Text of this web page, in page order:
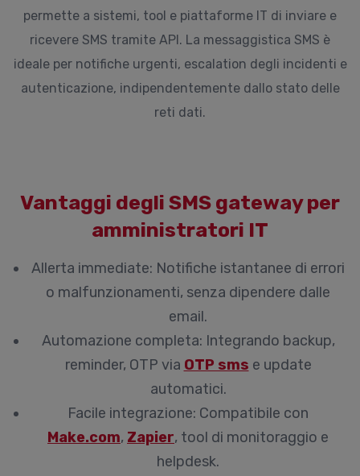
permette a sistemi, tool e piattaforme IT di inviare e
ricevere SMS tramite API. La messaggistica SMS è
ideale per notifiche urgenti, escalation degli incidenti e
autenticazione, indipendentemente dallo stato delle
reti dati.
Vantaggi degli SMS gateway per
amministratori IT
Allerta immediate: Notifiche istantanee di errori
o malfunzionamenti, senza dipendere dalle
email.
Automazione completa: Integrando backup,
reminder, OTP via OTP sms e update
automatici.
Facile integrazione: Compatibile con
Make.com, Zapier, tool di monitoraggio e
helpdesk.